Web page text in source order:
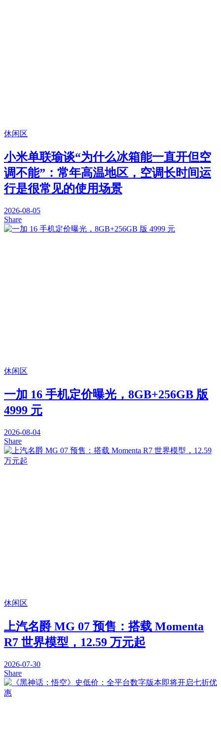
休闲区
小米单联瑜谈“为什么冰箱能一直开但空
调不能”：常年高温地区，空调长时间运
行是很常见的使用场景
2026-08-05
Share
休闲区
一加 16 手机定价曝光，8GB+256GB 版
4999 元
2026-08-04
Share
休闲区
上汽名爵 MG 07 预售：搭载 Momenta
R7 世界模型，12.59 万元起
2026-07-30
Share